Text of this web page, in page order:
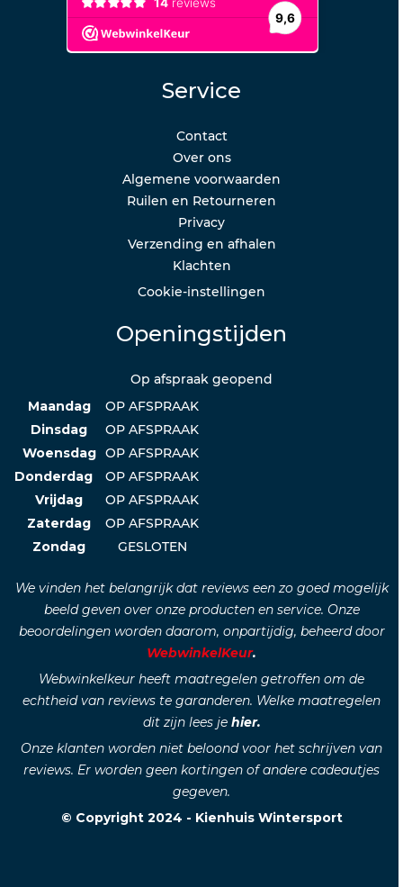
Service
Contact
Over ons
Algemene voorwaarden
Ruilen en Retourneren
Privacy
Verzending en afhalen
Klachten
Cookie-instellingen
Openingstijden
Op afspraak geopend
Maandag
OP AFSPRAAK
Dinsdag
OP AFSPRAAK
Woensdag OP AFSPRAAK
Donderdag
OP AFSPRAAK
Vrijdag
OP AFSPRAAK
Zaterdag
OP AFSPRAAK
Zondag
GESLOTEN
We vinden het belangrijk dat reviews een zo goed mogelijk
beeld geven over onze producten en service. Onze
beoordelingen worden daarom, onpartijdig, beheerd door
WebwinkelKeur.
Webwinkelkeur heeft maatregelen getroffen om de
echtheid van reviews te garanderen. Welke maatregelen
dit zijn lees je hier.
Onze klanten worden niet beloond voor het schrijven van
reviews. Er worden geen kortingen of andere cadeautjes
gegeven.
© Copyright 2024 - Kienhuis Wintersport